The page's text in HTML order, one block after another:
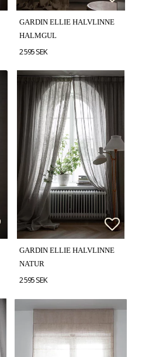
till i favoritlistan
till i favoritlistan
GARDIN ELLIE HALVLINNE
HALMGUL
2 595 SEK
till i favoritlistan
till i favoritlistan
GARDIN ELLIE HALVLINNE
NATUR
2 595 SEK